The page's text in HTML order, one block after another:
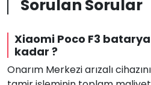
Sorulan Sorular
Xiaomi Poco F3
kadar ?
Onarım Merkezi arızalı